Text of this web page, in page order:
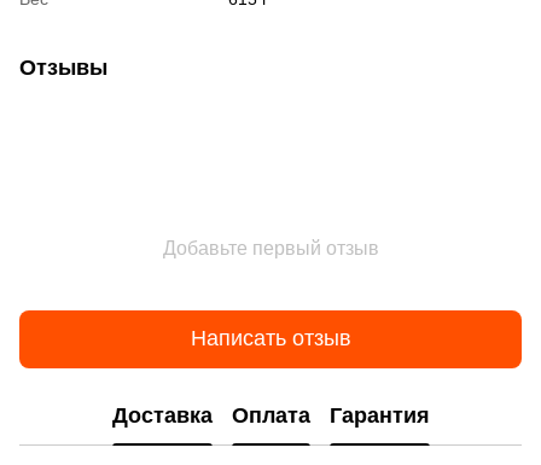
Отзывы
Добавьте первый отзыв
Написать отзыв
Доставка Оплата Гарантия